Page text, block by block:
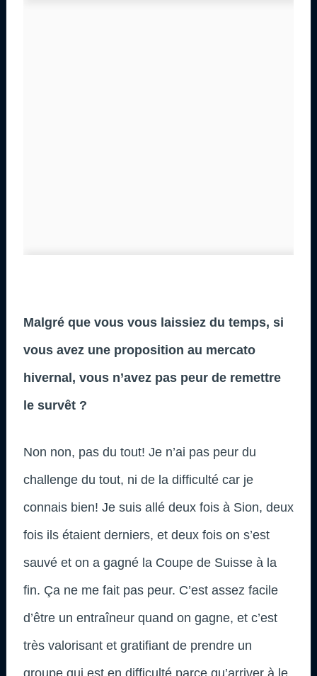
Malgré que vous vous laissiez du temps, si
vous avez une proposition au mercato
hivernal, vous n’avez pas peur de remettre
le survêt ?
Non non, pas du tout! Je n’ai pas peur du
challenge du tout, ni de la difficulté car je
connais bien! Je suis allé deux fois à Sion, deux
fois ils étaient derniers, et deux fois on s’est
sauvé et on a gagné la Coupe de Suisse à la
fin. Ça ne me fait pas peur. C’est assez facile
d’être un entraîneur quand on gagne, et c’est
très valorisant et gratifiant de prendre un
groupe qui est en difficulté parce qu’arriver à le